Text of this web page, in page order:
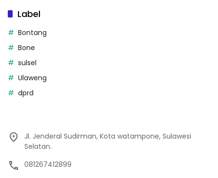
Label
Bontang
Bone
sulsel
Ulaweng
dprd
Jl. Jenderal Sudirman, Kota watampone, Sulawesi
Selatan.
081267412899